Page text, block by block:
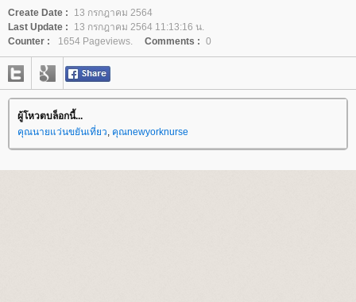
Create Date :
13 กรกฎาคม 2564
Last Update :
13 กรกฎาคม 2564 11:13:16 น.
Counter :
1654 Pageviews. Comments : 0
ผู้โหวตบล็อกนี้...
คุณนายแว่นขยันเที่ยว, คุณnewyorknurse